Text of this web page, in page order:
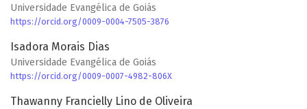
Universidade Evangélica de Goiás
https://orcid.org/0009-0004-7505-3876
Isadora Morais Dias
Universidade Evangélica de Goiás
https://orcid.org/0009-0007-4982-806X
Thawanny Francielly Lino de Oliveira